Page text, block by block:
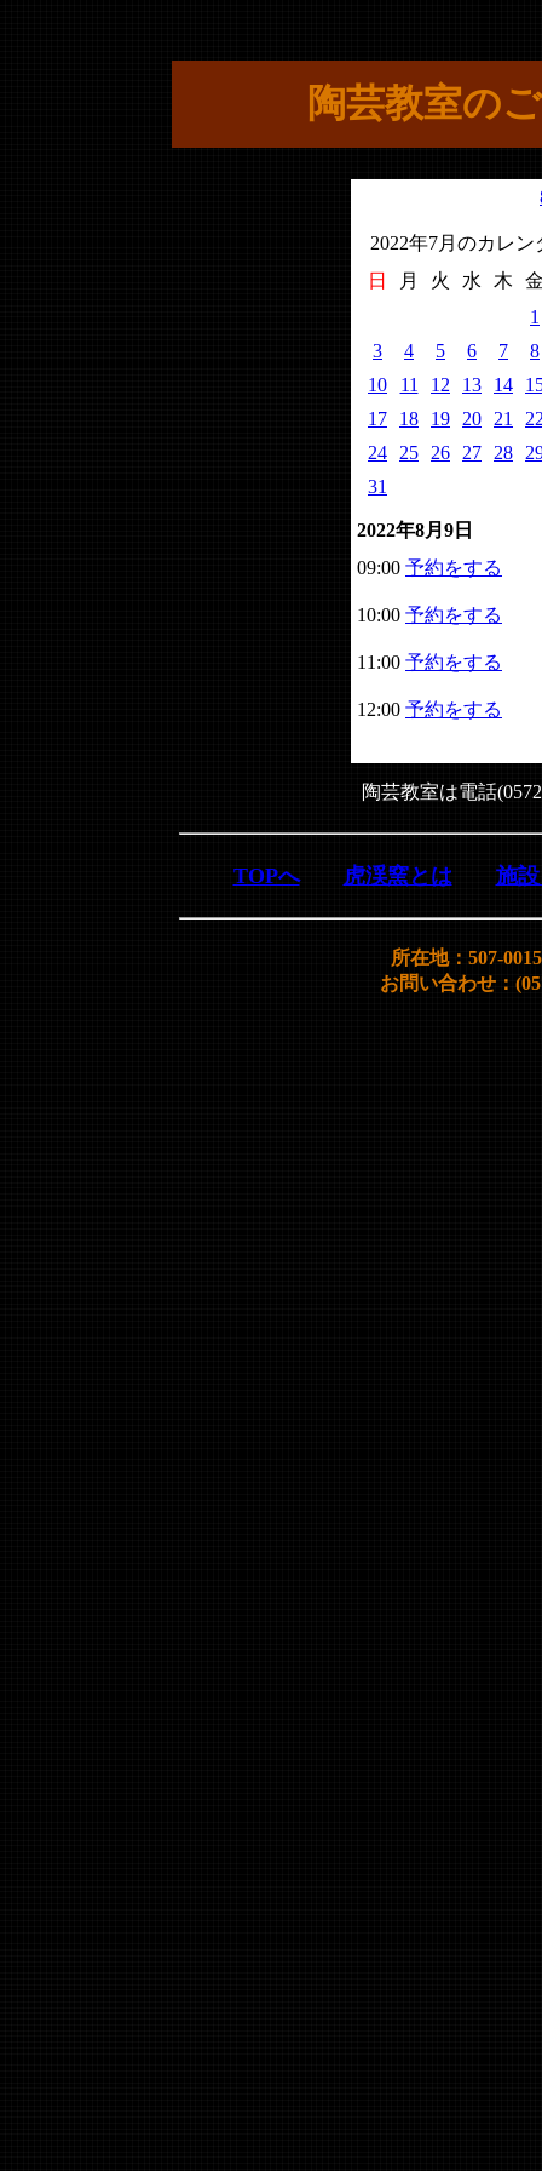
陶芸教室の
2022年7月のカレン
日
月 火 水 木
1
3
4 5 6 7
8
10
11 12 13 14
17
18 19 20 21
24
25 26 27 28
31
2022年8月9日
09:00 予約をする
10:00 予約をする
11:00 予約をする
12:00 予約をする
陶芸教室は電話
TOPへ 虎渓窯とは 施
所在地：507-
お問い合わせ：